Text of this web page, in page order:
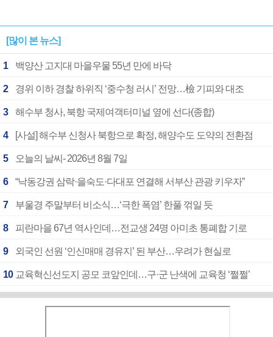
[많이 본 뉴스]
1 백양산 고지대 마을우물 55년 만에 바닥
2 경위 이하 경찰 하위직 ‘중수청 러시’ 전망…檢 기피와 대조
3 해수부 청사, 북항 국제여객터미널 옆에 선다(종합)
4 [사설] 해수부 신청사 북항으로 확정, 해양수도 도약의 전환점
5 오늘의 날씨- 2026년 8월 7일
6 “낙동강권 삼락·을숙도·다대포 연결해 서부산 관광 키우자”
7 부울경 주말부터 비소식…‘극한 폭염’ 한풀 꺾일 듯
8 피란마을 67년 역사인데…전교생 24명 아미초 통폐합 기로
9 외국인 선원 ‘인신매매 경유지’ 된 부산…우려가 현실로
10 교육혁신선도지 공모 코앞인데…구·군 난색에 교육청 ‘쩔쩔’